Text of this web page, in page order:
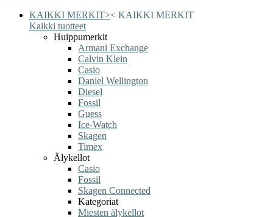
KAIKKI MERKIT>< KAIKKI MERKIT
Kaikki tuotteet
Huippumerkit
Armani Exchange
Calvin Klein
Casio
Daniel Wellington
Diesel
Fossil
Guess
Ice-Watch
Skagen
Timex
Älykellot
Casio
Fossil
Skagen Connected
Kategoriat
Miesten älykellot